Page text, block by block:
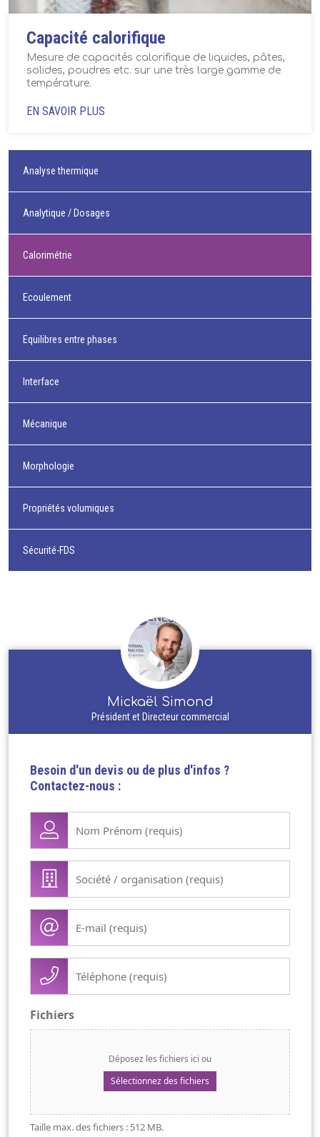
Capacité calorifique
Mesure de capacités calorifique de liquides, pâtes,
solides, poudres etc. sur une très large gamme de
température.
EN SAVOIR PLUS
Analyse thermique
Analytique / Dosages
Calorimétrie
Ecoulement
Equilibres entre phases
Interface
Mécanique
Morphologie
Propriétés volumiques
Sécurité-FDS
Mickaël Simond
Président et Directeur commercial
Besoin d'un devis ou de plus d'infos ?
Contactez-nous :
Nom
Prénom
Société
organisation
(Nécessaire)
mail
Téléphone
(Nécessaire)
Fichiers
Déposez les fichiers ici ou
Sélectionnez des fichiers
Taille max. des fichiers : 512 MB.